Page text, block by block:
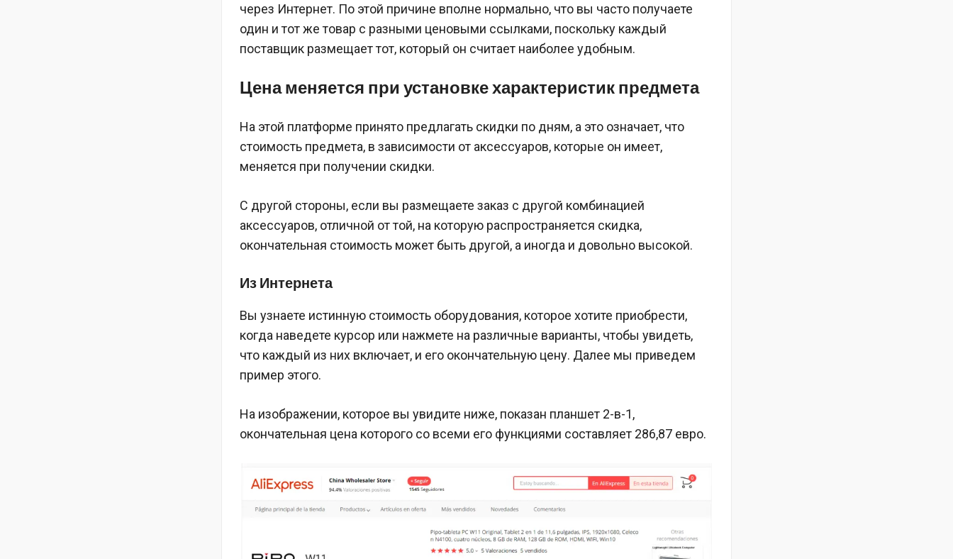
через Интернет. По этой причине вполне нормально, что вы часто получаете
один и тот же товар с разными ценовыми ссылками, поскольку каждый
поставщик размещает тот, который он считает наиболее удобным.
Цена меняется при установке характеристик предмета
На этой платформе принято предлагать скидки по дням, а это означает, что
стоимость предмета, в зависимости от аксессуаров, которые он имеет,
меняется при получении скидки.
С другой стороны, если вы размещаете заказ с другой комбинацией
аксессуаров, отличной от той, на которую распространяется скидка,
окончательная стоимость может быть другой, а иногда и довольно высокой.
Из Интернета
Вы узнаете истинную стоимость оборудования, которое хотите приобрести,
когда наведете курсор или нажмете на различные варианты, чтобы увидеть,
что каждый из них включает, и его окончательную цену. Далее мы приведем
пример этого.
На изображении, которое вы увидите ниже, показан планшет 2-в-1,
окончательная цена которого со всеми его функциями составляет 286,87 евро.